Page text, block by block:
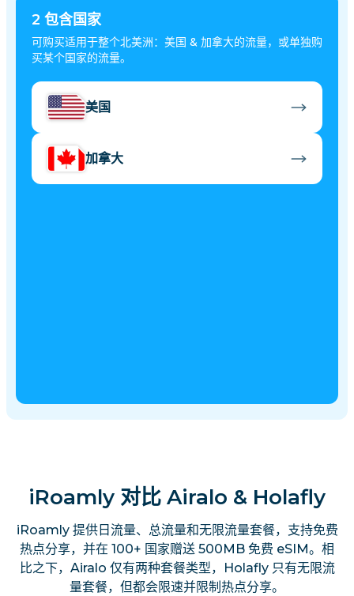
2 包含国家
可购买适用于整个北美洲：美国 & 加拿大的流量，或单独购
买某个国家的流量。
美国
加拿大
iRoamly 对比 Airalo & Holafly
iRoamly 提供日流量、总流量和无限流量套餐，支持免费
热点分享，并在 100+ 国家赠送 500MB 免费 eSIM。相
比之下，Airalo 仅有两种套餐类型，Holafly 只有无限流
量套餐，但都会限速并限制热点分享。